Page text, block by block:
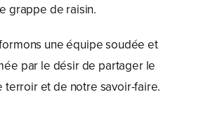
grappe de raisin.
une équipe soudée et
par le désir de partager le
terroir et de notre savoir-faire.